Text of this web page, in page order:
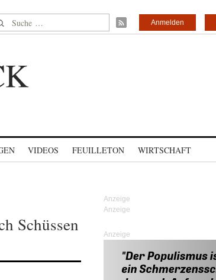
nach: Anmelden
VIDEOS FEUILLETON WIRTSCHAFT
Schüssen
Anzeige